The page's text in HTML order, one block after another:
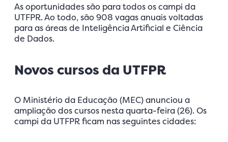
As oportunidades são para todos os campi da
UTFPR. Ao todo, são 908 vagas anuais voltadas
para as áreas de Inteligência Artificial e Ciência
de Dados.
Novos cursos da UTFPR
O Ministério da Educação (MEC) anunciou a
ampliação dos cursos nesta quarta-feira (26). Os
campi da UTFPR ficam nas seguintes cidades: